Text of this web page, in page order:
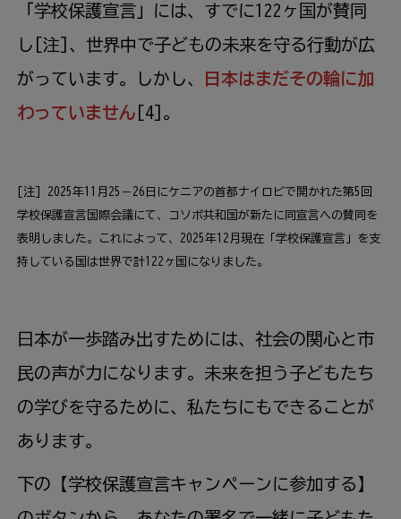
「学校保護宣言」には、すでに122ヶ国が賛同
し[注]、世界中で子どもの未来を守る行動が広
がっています。しかし、
日本はまだその輪に加
わっていません [4]。
[注] 2025年11月25－26日にケニアの首都ナイロビで開かれた第5回
学校保護宣言国際会議にて、コソボ共和国が新たに同宣言への賛同を
表明しました。これによって、2025年12月現在「学校保護宣言」を支
持している国は世界で計122ヶ国になりました。
日本が一歩踏み出すためには、社会の関心と市
民の声が力になります。未来を担う子どもたち
の学びを守るために、私たちにもできることが
あります。
下の【学校保護宣言キャンペーンに参加する】